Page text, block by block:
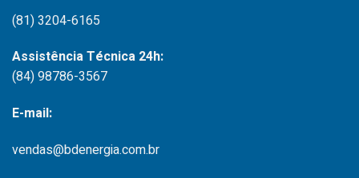
(81) 3204-6165
Assistência Técnica 24h:
(84) 98786-3567
E-mail:
vendas@bdenergia.com.br